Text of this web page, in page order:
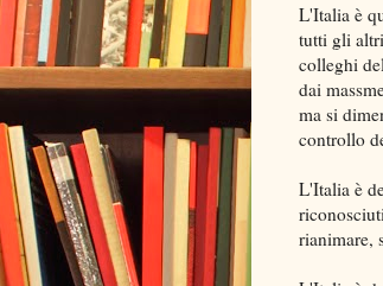
L'Italia è
tutti gli
colleghi
dai
ma si
controllo
L'Italia è
rianimare,